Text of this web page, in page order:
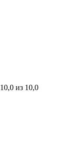
10,0 из 10,0